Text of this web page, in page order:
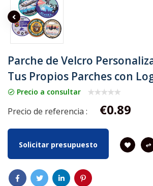
Parche de Velcro
Tus Propios Parches con
Precio a consultar
Precio de referencia : €0.89
Solicitar presupuesto